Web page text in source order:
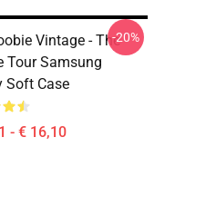
Vintage - The
Tour Samsung
Soft Case
- € 16,10
-20%